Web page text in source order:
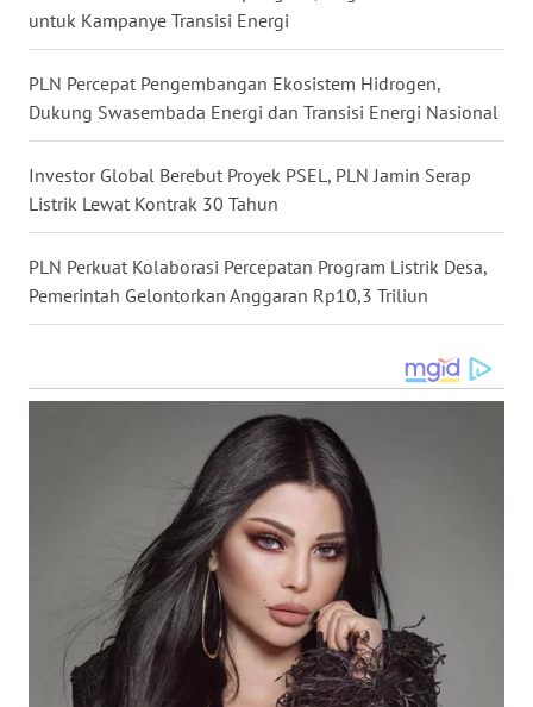
untuk Kampanye Transisi Energi
PLN Percepat Pengembangan Ekosistem Hidrogen,
Dukung Swasembada Energi dan Transisi Energi Nasional
Investor Global Berebut Proyek PSEL, PLN Jamin Serap
Listrik Lewat Kontrak 30 Tahun
PLN Perkuat Kolaborasi Percepatan Program Listrik Desa,
Pemerintah Gelontorkan Anggaran Rp10,3 Triliun
WN
SULUT
WN
MALUKU
WN
MALUT
WN
DANAU
LANGKAT
WN
TAPANULI